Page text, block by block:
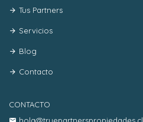
Tus Partners
Servicios
Blog
Contacto
CONTACTO